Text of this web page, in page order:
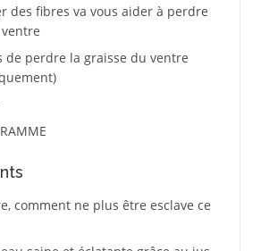
des fibres va vous aider à perdre
de perdre la graisse du ventre
comment ne plus être esclave ce